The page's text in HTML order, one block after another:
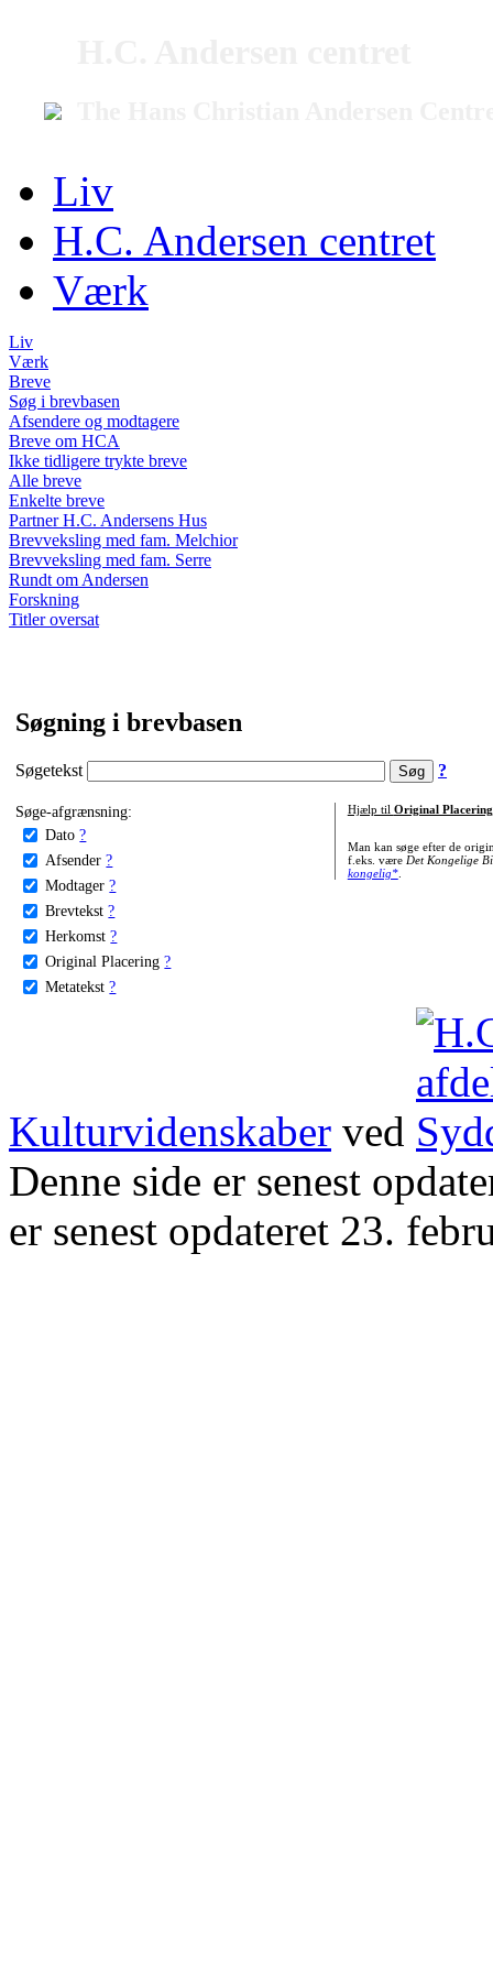
Liv
H.C. Andersen centret
Værk
Liv
Værk
Breve
Søg i brevbasen
Afsendere og modtagere
Breve om HCA
Ikke tidligere trykte breve
Alle breve
Enkelte breve
Partner H.C. Andersens Hus
Brevveksling med fam. Melchior
Brevveksling med fam. Serre
Rundt om Andersen
Forskning
Titler oversat
Søgning i brevbasen
Søgetekst ?
Søge-afgrænsning:
Dato ?
Afsender ?
Modtager ?
Brevtekst ?
Herkomst ?
Original Placering ?
Metatekst ?
Hjælp til Original Placering
Man kan søge efter de
f.eks. være Det Kongelige
kongelig*.
Kulturvidenskaber ved
Denne side er senest
er senest opdateret 23.